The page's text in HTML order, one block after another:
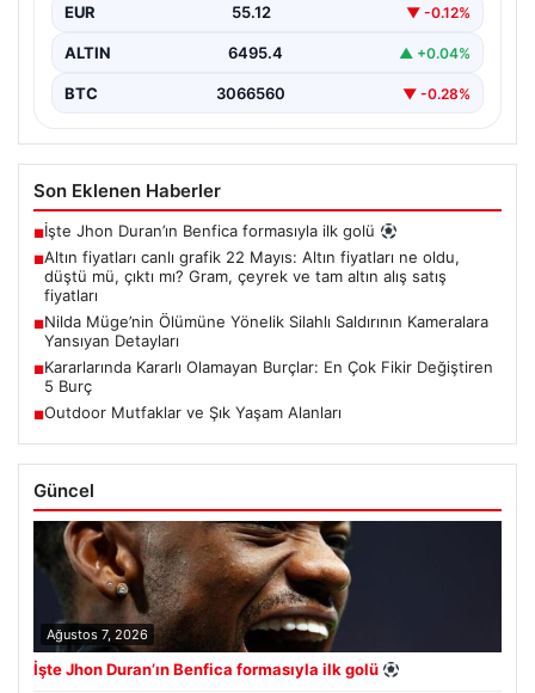
EUR 55.12 ▼ -0.12%
ALTIN 6495.4 ▲ +0.04%
BTC 3066560 ▼ -0.28%
Son Eklenen Haberler
■İşte Jhon Duran’ın Benfica formasıyla ilk golü
■Altın fiyatları canlı grafik 22 Mayıs: Altın fiyatları ne oldu,
düştü mü, çıktı mı? Gram, çeyrek ve tam altın alış satış
fiyatları
■Nilda Müge’nin Ölümüne Yönelik Silahlı Saldırının Kameralara
Yansıyan Detayları
■Kararlarında Kararlı Olamayan Burçlar: En Çok Fikir Değiştiren
5 Burç
■Outdoor Mutfaklar ve Şık Yaşam Alanları
Güncel
Ağustos 7, 2026
İşte Jhon Duran’ın Benfica formasıyla ilk golü